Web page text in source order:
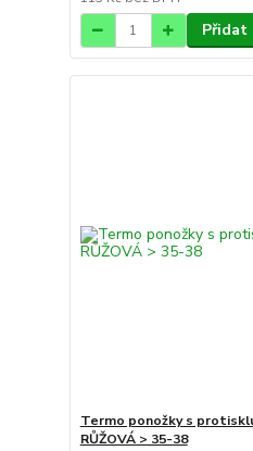
Přidat
Termo ponožky s
RŮŽOVÁ > 35-38